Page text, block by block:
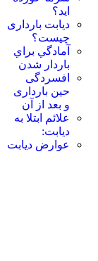
اید؟
دیابت بارداری
چیست؟
آمادگي براي
باردار شدن
افسردگی
حین بارداری
و بعد از آن
علائم ابتلا به
دیابت:
عوارض ديابت